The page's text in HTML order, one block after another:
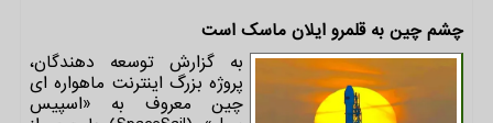
چشم چین به قلمرو ایلان ماسک است
به گزارش توسعه دهندگان،
پروژه بزرگ اینترنت ماهواره ای
چین معروف به «اسپیس